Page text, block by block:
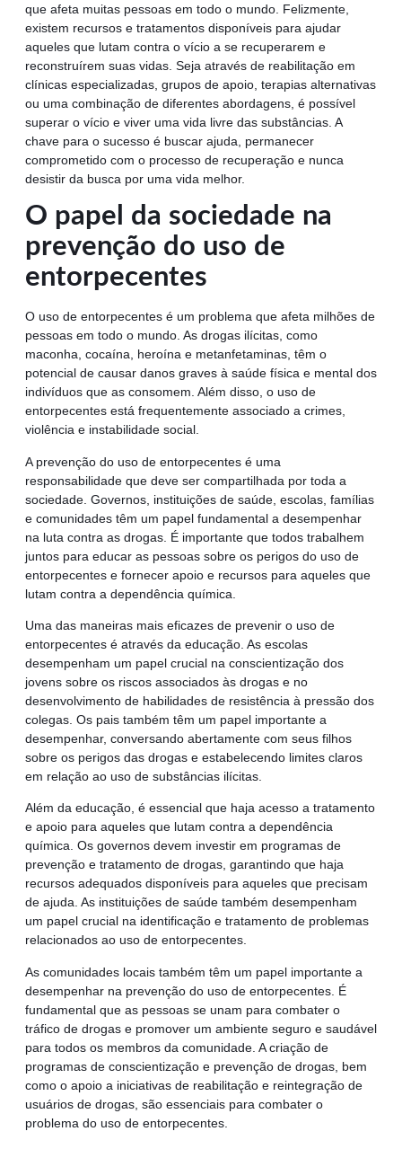
que afeta muitas pessoas em todo o mundo. Felizmente,
existem recursos e tratamentos disponíveis para ajudar
aqueles que lutam contra o vício a se recuperarem e
reconstruírem suas vidas. Seja através de reabilitação em
clínicas especializadas, grupos de apoio, terapias alternativas
ou uma combinação de diferentes abordagens, é possível
superar o vício e viver uma vida livre das substâncias. A
chave para o sucesso é buscar ajuda, permanecer
comprometido com o processo de recuperação e nunca
desistir da busca por uma vida melhor.
O papel da sociedade na
prevenção do uso de
entorpecentes
O uso de entorpecentes é um problema que afeta milhões de
pessoas em todo o mundo. As drogas ilícitas, como
maconha, cocaína, heroína e metanfetaminas, têm o
potencial de causar danos graves à saúde física e mental dos
indivíduos que as consomem. Além disso, o uso de
entorpecentes está frequentemente associado a crimes,
violência e instabilidade social.
A prevenção do uso de entorpecentes é uma
responsabilidade que deve ser compartilhada por toda a
sociedade. Governos, instituições de saúde, escolas, famílias
e comunidades têm um papel fundamental a desempenhar
na luta contra as drogas. É importante que todos trabalhem
juntos para educar as pessoas sobre os perigos do uso de
entorpecentes e fornecer apoio e recursos para aqueles que
lutam contra a dependência química.
Uma das maneiras mais eficazes de prevenir o uso de
entorpecentes é através da educação. As escolas
desempenham um papel crucial na conscientização dos
jovens sobre os riscos associados às drogas e no
desenvolvimento de habilidades de resistência à pressão dos
colegas. Os pais também têm um papel importante a
desempenhar, conversando abertamente com seus filhos
sobre os perigos das drogas e estabelecendo limites claros
em relação ao uso de substâncias ilícitas.
Além da educação, é essencial que haja acesso a tratamento
e apoio para aqueles que lutam contra a dependência
química. Os governos devem investir em programas de
prevenção e tratamento de drogas, garantindo que haja
recursos adequados disponíveis para aqueles que precisam
de ajuda. As instituições de saúde também desempenham
um papel crucial na identificação e tratamento de problemas
relacionados ao uso de entorpecentes.
As comunidades locais também têm um papel importante a
desempenhar na prevenção do uso de entorpecentes. É
fundamental que as pessoas se unam para combater o
tráfico de drogas e promover um ambiente seguro e saudável
para todos os membros da comunidade. A criação de
programas de conscientização e prevenção de drogas, bem
como o apoio a iniciativas de reabilitação e reintegração de
usuários de drogas, são essenciais para combater o
problema do uso de entorpecentes.